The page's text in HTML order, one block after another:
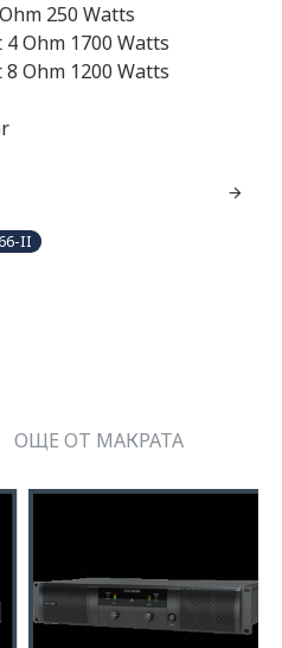
250 Watts
Ohm 1700 Watts
Ohm 1200 Watts
II
ОЩЕ ОТ МАКРАТА